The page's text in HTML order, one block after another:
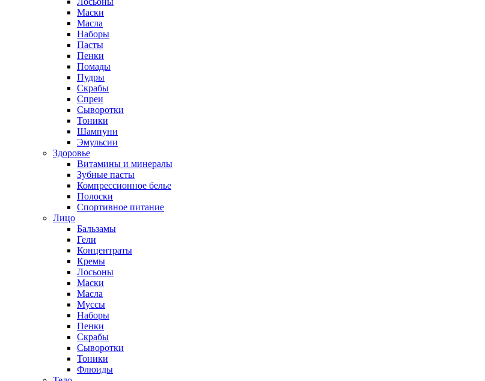
Маски
Масла
Наборы
Пасты
Пенки
Помады
Пудры
Скрабы
Спреи
Сыворотки
Тоники
Шампуни
Эмульсии
Здоровье
Витамины и минералы
Зубные пасты
Компрессионное белье
Полоски
Спортивное питание
Лицо
Бальзамы
Гели
Концентраты
Кремы
Лосьоны
Маски
Масла
Муссы
Наборы
Пенки
Скрабы
Сыворотки
Тоники
Флюиды